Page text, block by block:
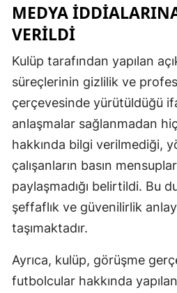
MEDYA
VERILDI
Kulüp tarafından yapılan
süreçlerinin gizlilik ve
çerçevesinde yürütüldüğü
anlaşmalar sağlanmadan
hakkında bilgi verilmediği,
çalışanların basın
paylaşmadığı belirtildi. Bu
şeffaflık ve güvenilirlik
taşımaktadır.
Ayrıca, kulüp, görüşme
futbolcular hakkında